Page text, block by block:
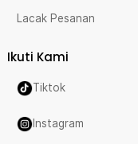
Lacak Pesanan
Ikuti Kami
Tiktok
Instagram